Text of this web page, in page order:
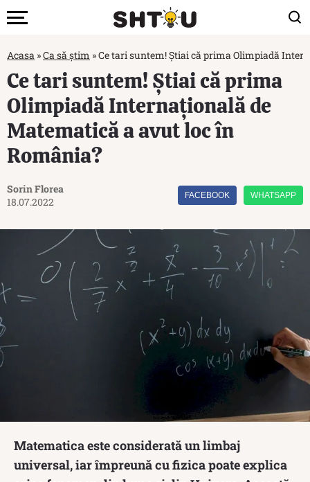
Acasa »Ca să știm »Ce tari suntem! Știai că prima Olimpiadă
Ce tari suntem! Știai că prima
Olimpiadă Internațională de
Matematică a avut loc în
România?
Sorin Florea
18.07.2022
FACEBOOK WHATSAPP
Matematica este considerată un limbaj
universal, iar împreună cu fizica poate explica